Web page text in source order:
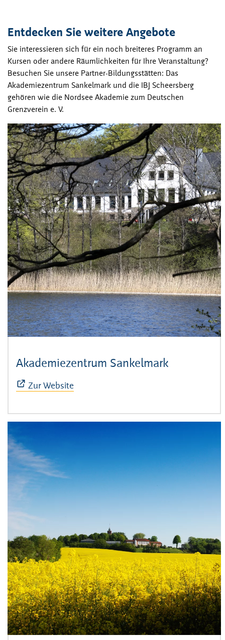
Entdecken Sie weitere Angebote
Sie interessieren sich für ein noch breiteres Programm an
Kursen oder andere Räumlichkeiten für Ihre Veranstaltung?
Besuchen Sie unsere Partner-Bildungsstätten: Das
Akademiezentrum Sankelmark und die IBJ Scheersberg
gehören wie die Nordsee Akademie zum Deutschen
Grenzverein e. V.
Akademiezentrum Sankelmark
Zur Website